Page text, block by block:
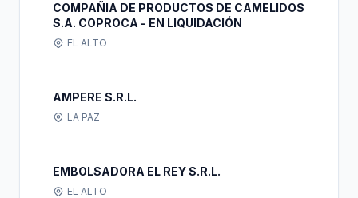
COMPAÑIA DE PRODUCTOS DE CAMELIDOS
S.A. COPROCA - EN LIQUIDACIÓN
EL ALTO
AMPERE S.R.L.
LA PAZ
EMBOLSADORA EL REY S.R.L.
EL ALTO